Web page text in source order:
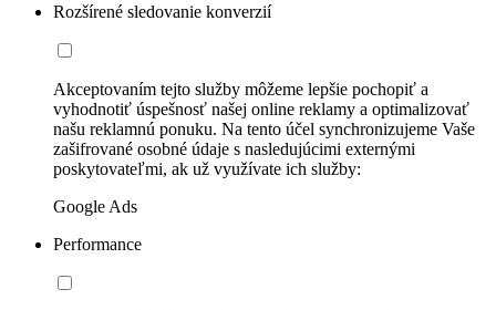
Rozšírené sledovanie konverzií
Akceptovaním tejto služby môžeme lepšie pochopiť a
vyhodnotiť úspešnosť našej online reklamy a optimalizovať
našu reklamnú ponuku. Na tento účel synchronizujeme Vaše
zašifrované osobné údaje s nasledujúcimi externými
poskytovateľmi, ak už využívate ich služby:
Google Ads
Performance